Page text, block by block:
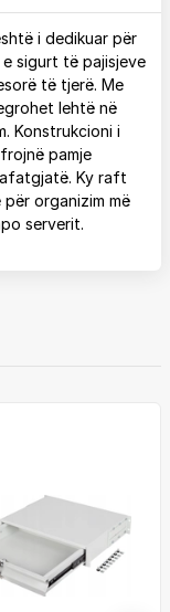
i dedikuar për
sigurt të pajisjeve
të tjerë. Me
lehtë në
Konstrukcioni i
pamje
Ky raft
organizim më
serverit.